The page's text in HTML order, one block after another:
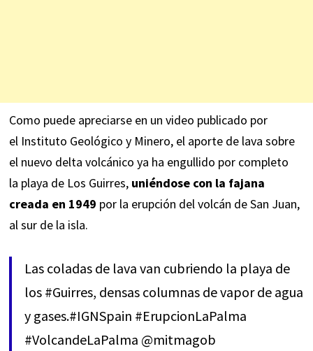
Como puede apreciarse en un video publicado por
el Instituto Geológico y Minero, el aporte de lava sobre
el nuevo delta volcánico ya ha engullido por completo
la playa de Los Guirres, uniéndose con la fajana
creada en 1949 por la erupción del volcán de San Juan,
al sur de la isla.
Las coladas de lava van cubriendo la playa de
los #Guirres, densas columnas de vapor de agua
y gases.#IGNSpain #ErupcionLaPalma
#VolcandeLaPalma @mitmagob